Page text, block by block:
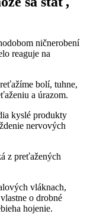
ničnerobení
reaguje na
bolí, tuhne,
a úrazom.
kyslé produkty
nervových
z preťažených
vláknach,
o drobné
hojenie.